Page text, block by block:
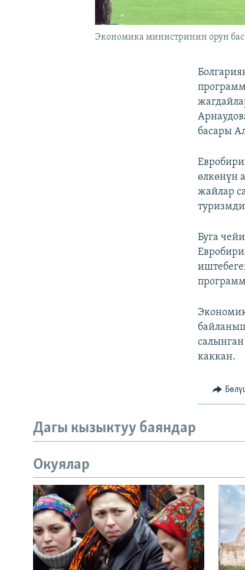
Экономика министринин орун
басары
өлкөнүн
жайлар
Буга
каккан.
Дагы кызыктуу баяндар
Окуялар